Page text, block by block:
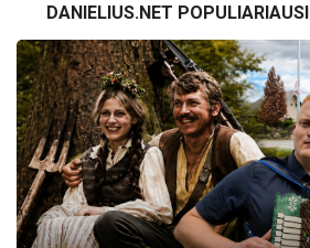
DANIELIUS.NET POPULIARIAUSI